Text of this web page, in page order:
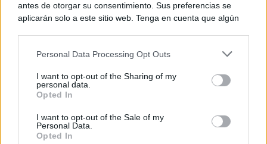
antes de otorgar su consentimiento. Sus preferencias se
aplicarán solo a este sitio web. Tenga en cuenta que algún
rechazar tal procesamiento. Puede cambiar sus preferencias
a este sitio y haciendo clic en el botón "Privacidad" en la
parte inferior de la página web.
Please note that this website/app uses one or more Google
services and may gather and store information including but
not limited to your visit or usage behaviour. You may click to
Personal Data Processing Opt Outs
I want to opt-out of the Sharing of my
personal data.
Opted In
I want to opt-out of the Sale of my
Personal Data.
Opted In
06/08/2026
región de España...
06/08/2026